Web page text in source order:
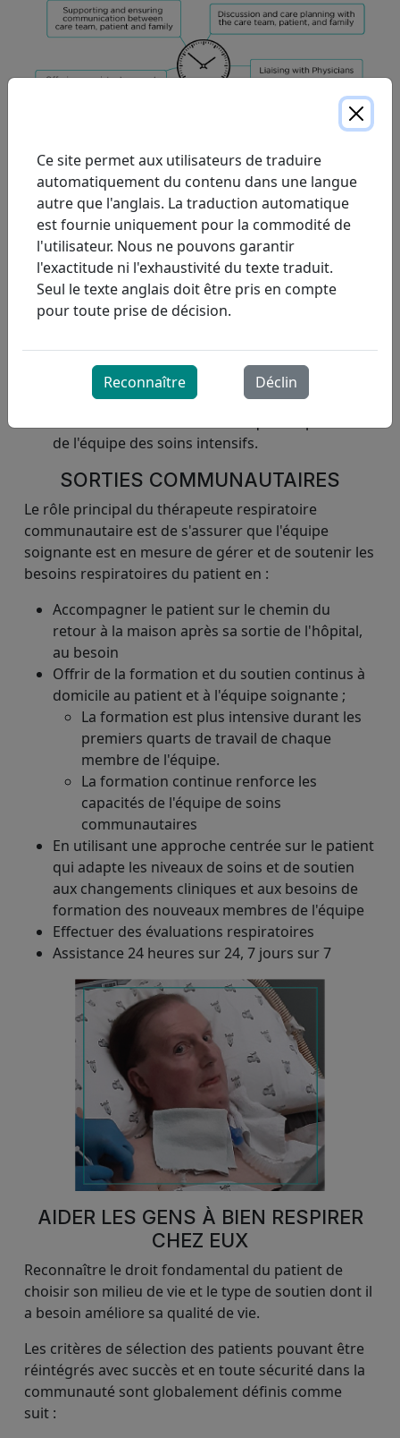
AVANT LA SORTIE
En collaboration avec l'hôpital, le thérapeute
respiratoire communautaire :
Forme l'équipe de soins communautaires aux
soins respiratoires et à la gestion des
ventilateurs au sein de la communauté.
Obtient les prescriptions nécessaires en
et prend connaissance des attentes du
médecin le plus responsable.
Implique la famille, le patient et les aidants
de l'équipe des soins intensifs.
SORTIES COMMUNAUTAIRES
Le rôle principal du thérapeute respiratoire
communautaire est de s'assurer que l'équipe
soignante est en mesure de gérer et de soutenir les
besoins respiratoires du patient en :
Accompagner le patient sur le chemin du
retour à la maison après sa sortie de l'hôpital,
au besoin
Offrir de la formation et du soutien continus à
domicile au patient et à l'équipe soignante ;
La formation est plus intensive durant les
premiers quarts de travail de chaque
membre de l'équipe.
La formation continue renforce les
capacités de l'équipe de soins
communautaires
En utilisant une approche centrée sur le patient
qui adapte les niveaux de soins et de soutien
aux changements cliniques et aux besoins de
formation des nouveaux membres de l'équipe
Effectuer des évaluations respiratoires
Assistance 24 heures sur 24, 7 jours sur 7
AIDER LES GENS À BIEN RESPIRER
CHEZ EUX
Reconnaître le droit fondamental du patient de
choisir son milieu de vie et le type de soutien dont il
a besoin améliore sa qualité de vie.
Les critères de sélection des patients pouvant être
réintégrés avec succès et en toute sécurité dans la
communauté sont globalement définis comme
suit :
Ce site permet aux utilisateurs de traduire
automatiquement du contenu dans une langue
autre que l'anglais. La traduction automatique
est fournie uniquement pour la commodité de
l'utilisateur. Nous ne pouvons garantir
l'exactitude ni l'exhaustivité du texte traduit.
Seul le texte anglais doit être pris en compte
pour toute prise de décision.
Reconnaître Déclin